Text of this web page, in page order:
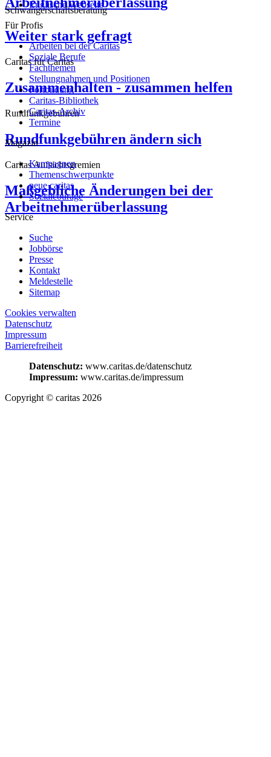
Schwangerschaftsberatung
Weiter stark gefragt
Caritas für Caritas
Zusammenhalten - zusammen helfen
Rundfunkgebühren
Rundfunkgebühren ändern sich
Caritas Aufsichtsgremien
Maßgebliche Änderungen bei der
Arbeitnehmerüberlassung
Englische Webseite
Für Profis
Arbeiten bei der Caritas
Soziale Berufe
Fachthemen
Stellungnahmen und Positionen
Fortbildung
Caritas-Bibliothek
Caritas-Archiv
Termine
Magazin
Kampagnen
Themenschwerpunkte
neue caritas
Sozialcourage
Service
Suche
Jobbörse
Presse
Kontakt
Meldestelle
Sitemap
Cookies verwalten
Datenschutz
Impressum
Barrierefreiheit
Datenschutz: www.caritas.de/datenschutz
Impressum: www.caritas.de/impressum
Copyright © caritas 2026